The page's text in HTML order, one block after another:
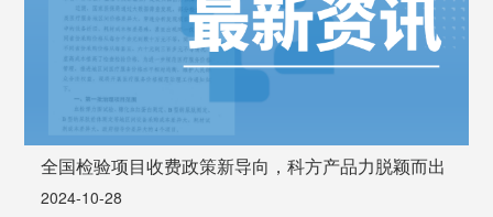
全国检验项目收费政策新导向，科方产品力脱颖而出
2024-10-28